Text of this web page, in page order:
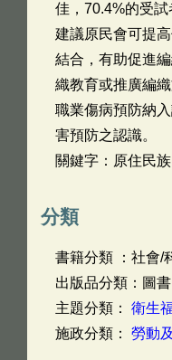
佳，70.4%的受試
建議原民會可提
結合，有助促進
織教育或推廣編
職業傷病預防納
害預防之認識。
關鍵字：原住民
分類
書籍分類 ：社會/
出版品分類：圖書
主題分類： 衛生
施政分類： 勞動